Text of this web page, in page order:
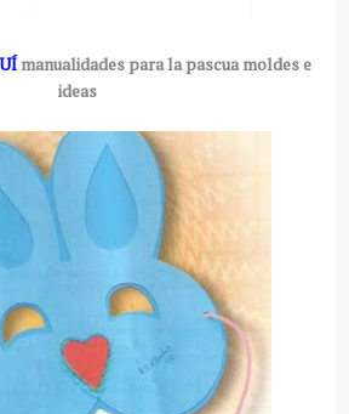
manualidades para la pascua moldes e
ideas